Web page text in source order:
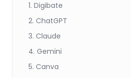
1. Digibate
2. ChatGPT
3. Claude
4. Gemini
5. Canva